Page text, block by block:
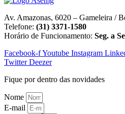
Av. Amazonas, 6020 – Gameleira /
Telefone: (31) 3371-1580
Horário de Funcionamento: Seg. a
Facebook-fYoutube Instagram
Twitter Deezer
Fique por dentro das novidades
Nome
E-mail